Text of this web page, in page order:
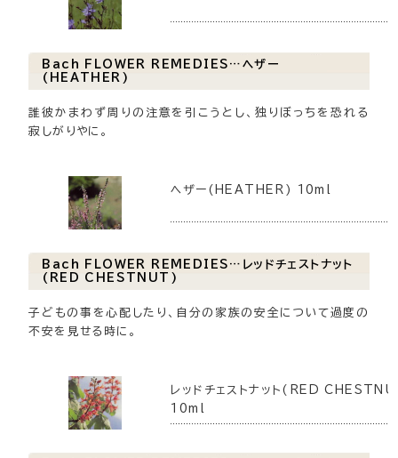
Bach FLOWER REMEDIES…ヘザー
(HEATHER)
誰彼かまわず周りの注意を引こうとし、独りぼっちを恐れる
寂しがりやに。
ヘザー(HEATHER) 10ml
Bach FLOWER REMEDIES…レッドチェストナット
(RED CHESTNUT)
子どもの事を心配したり、自分の家族の安全について過度の
不安を見せる時に。
レッドチェストナット(RED
10ml